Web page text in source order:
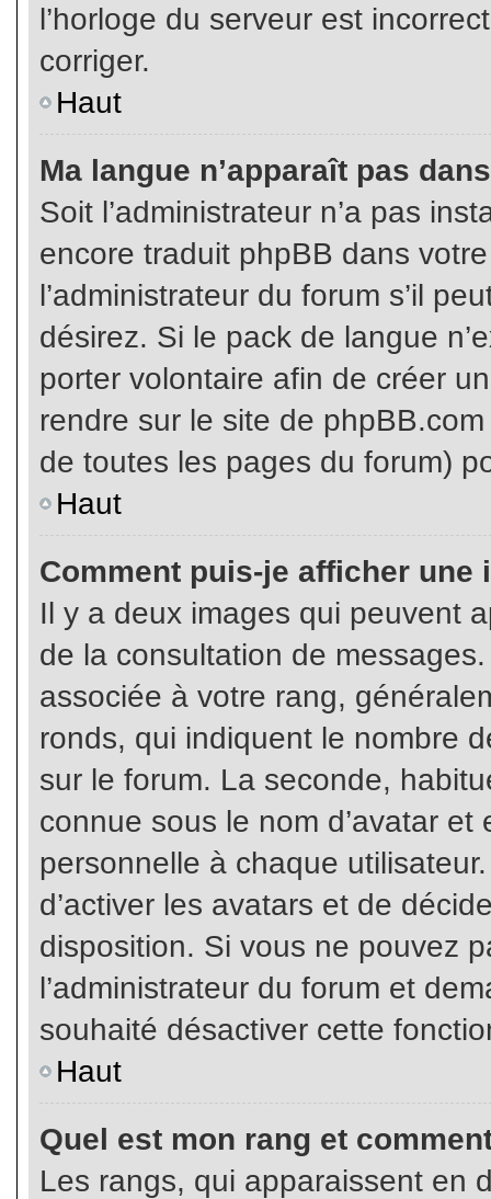
l’horloge du serveur est
corriger.
Haut
Ma langue n’apparaît pas
Soit l’administrateur n’a pas
encore traduit phpBB dans
l’administrateur du forum s’il
désirez. Si le pack de langue
porter volontaire afin de créer
rendre sur le site de
de toutes les pages du forum)
Haut
Comment puis-je afficher une
Il y a deux images qui peuvent
de la consultation de
associée à votre rang,
ronds, qui indiquent le nombre
sur le forum. La seconde,
connue sous le nom d’avatar
personnelle à chaque
d’activer les avatars et de
disposition. Si vous ne pouvez
l’administrateur du forum et
souhaité désactiver cette
Haut
Quel est mon rang et
Les rangs, qui apparaissent en